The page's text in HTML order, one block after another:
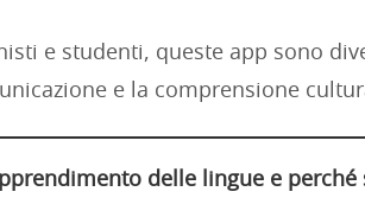
e studenti, queste app sono
e la comprensione
delle lingue e perché